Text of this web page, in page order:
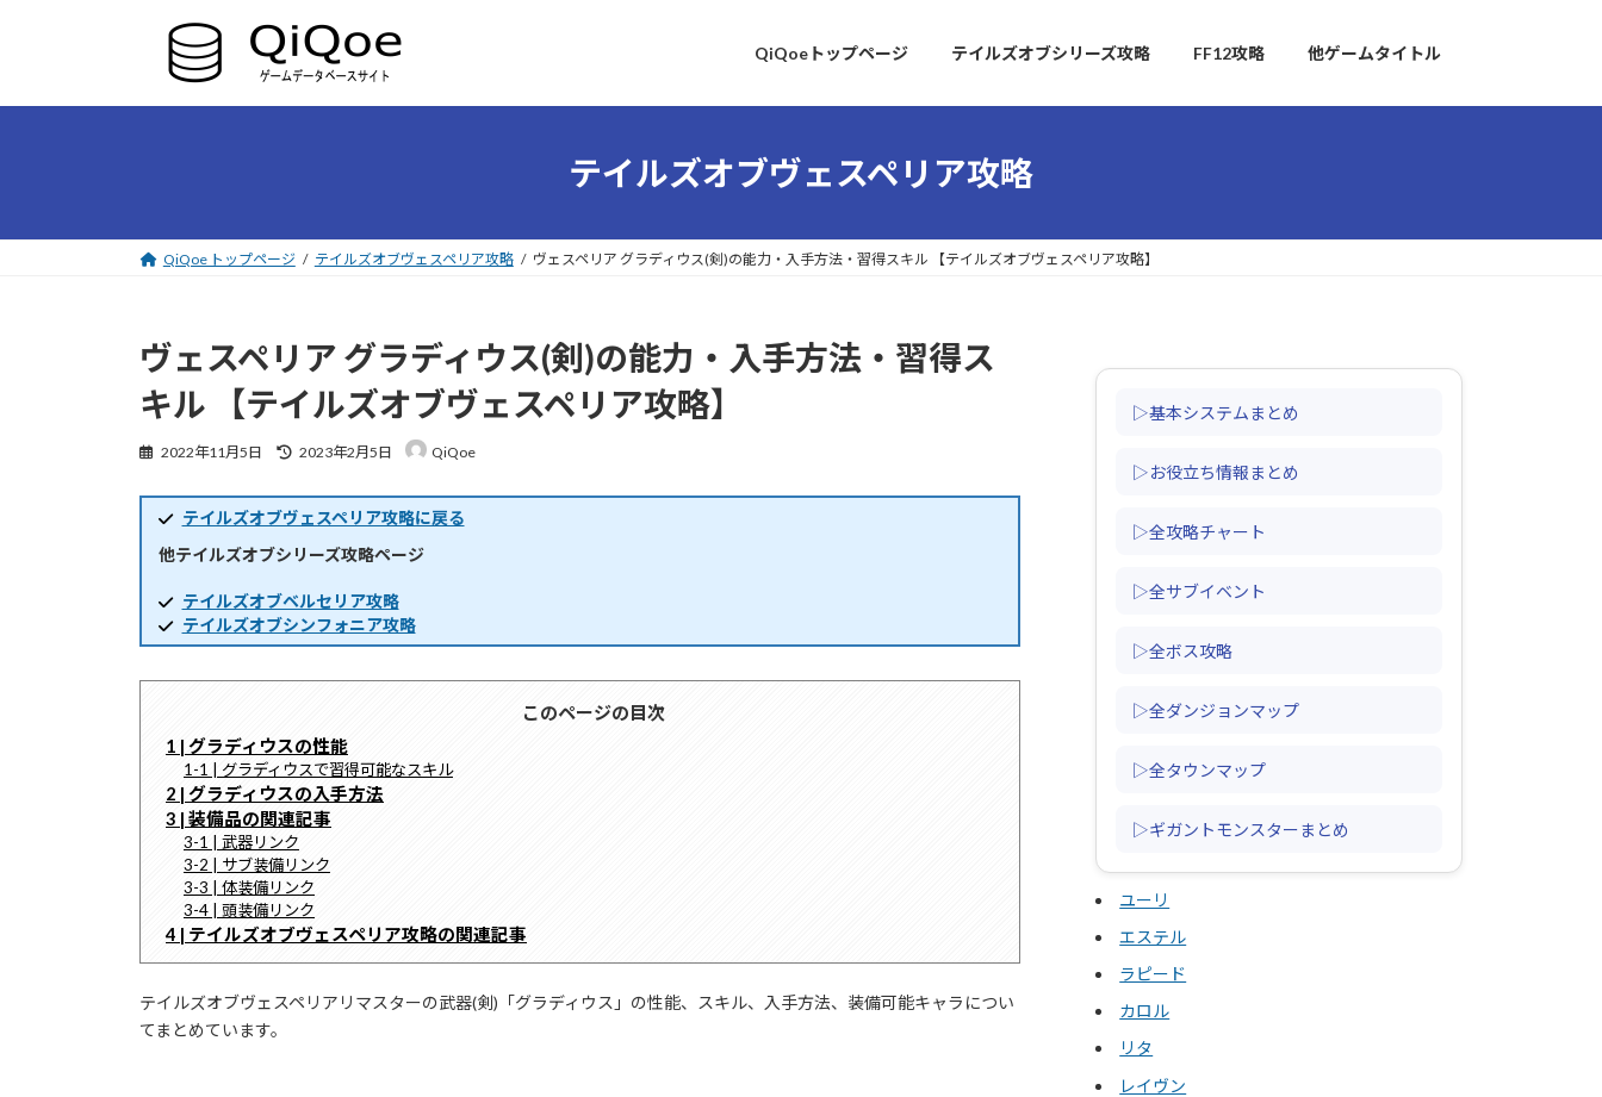
ツ
シ
QiQoeトップページ テイルズオブシリーズ攻略 FF12攻略 他ゲームタイトル
テイルズオブヴェスペリア攻略
QiQoe トップページ テイルズオブヴェスペリア攻略 ヴェスペリア グラディウス(剣)の能力・入手方法・習得スキル 【テイルズオブヴェスペリア攻略】
ヴェスペリア グラディウス(剣)の能力・入手方法・習得ス
キル 【テイルズオブヴェスペリア攻略】
2022年11月5日
最
新
日
時
2023年2月5日 QiQoe
テイルズオブヴェスペリア攻略に戻る
他テイルズオブシリーズ攻略ページ
テイルズオブベルセリア攻略
テイルズオブシンフォニア攻略
このページの目次
1 | グラディウスの性能
1-1 | グラディウスで習得可能なスキル
2 | グラディウスの入手方法
3 | 装備品の関連記事
3-1 | 武器リンク
3-2 | サブ装備リンク
3-3 | 体装備リンク
3-4 | 頭装備リンク
4 | テイルズオブヴェスペリア攻略の関連記事
テイルズオブヴェスペリアリマスターの武器(剣)「グラディウス」の性能、スキル、入手方法、装備可能キャラについ
てまとめています。
▷基本システムまとめ
▷お役立ち情報まとめ
▷全攻略チャート
▷全サブイベント
▷全ボス攻略
▷全ダンジョンマップ
▷全タウンマップ
▷ギガントモンスターまとめ
ユーリ
エステル
ラピード
カロル
リタ
レイヴン